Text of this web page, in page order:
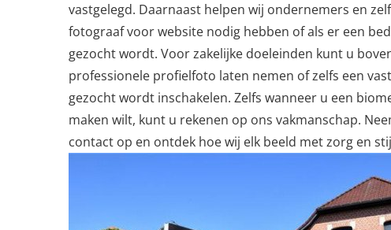
vastgelegd. Daarnaast helpen wij ondernemers en
fotograaf voor website nodig hebben of als er een
gezocht wordt. Voor zakelijke doeleinden kunt u
professionele profielfoto laten nemen of zelfs een
gezocht wordt inschakelen. Zelfs wanneer u een
maken wilt, kunt u rekenen op ons vakmanschap.
contact op en ontdek hoe wij elk beeld met zorg en